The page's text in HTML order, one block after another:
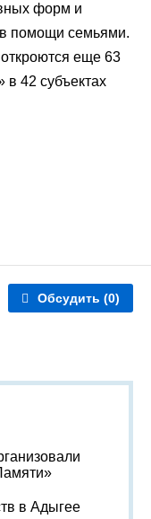
форм и
помощи семьями.
еще 63
42 субъектах
Обсудить (0)
в Адыгее